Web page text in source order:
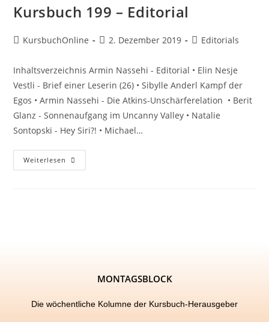
Kursbuch 199 – Editorial
KursbuchOnline 2. Dezember 2019 Editorials
Inhaltsverzeichnis Armin Nassehi - Editorial • Elin Nesje
Vestli - Brief einer Leserin (26) • Sibylle Anderl Kampf der
Egos • Armin Nassehi - Die Atkins-Unschärferelation • Berit
Glanz - Sonnenaufgang im Uncanny Valley • Natalie
Sontopski - Hey Siri?! • Michael…
Weiterlesen
MONTAGSBLOCK
Die wöchentliche Kolumne der Kursbuch-Herausgeber